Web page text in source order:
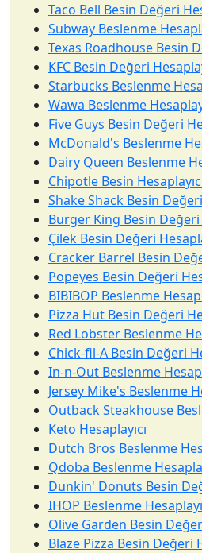
Taco Bell Besin Değeri
Subway Beslenme
Texas Roadhouse Besin
KFC Besin Değeri
Starbucks Beslenme
Wawa Beslenme
Five Guys Besin Değeri
McDonald's Beslenme
Dairy Queen Beslenme
Chipotle Besin
Shake Shack Besin Değeri
Burger King Besin Değeri
Çilek Besin Değeri
Cracker Barrel Besin
Popeyes Besin Değeri
BIBIBOP Beslenme
Pizza Hut Besin Değeri
Red Lobster Beslenme
Chick-fil-A Besin Değeri
In-n-Out Beslenme
Jersey Mike's Beslenme
Outback Steakhouse
Keto Hesaplayıcı
Dutch Bros Beslenme
Qdoba Beslenme
Dunkin' Donuts Besin
IHOP Beslenme
Olive Garden Besin
Blaze Pizza Besin Değeri